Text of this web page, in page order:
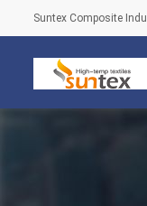
Suntex Composite